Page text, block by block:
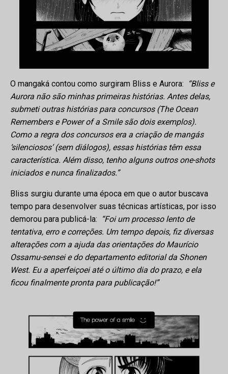
O mangaká contou como surgiram Bliss e Aurora: “Bliss e
Aurora não são minhas primeiras histórias. Antes delas,
submeti outras histórias para concursos (The Ocean
Remembers e Power of a Smile são dois exemplos).
Como a regra dos concursos era a criação de mangás
‘silenciosos’ (sem diálogos), essas histórias têm essa
característica. Além disso, tenho alguns outros one-shots
iniciados e nunca finalizados.”
Bliss surgiu durante uma época em que o autor buscava
tempo para desenvolver suas técnicas artísticas, por isso
demorou para publicá-la:
“Foi um processo lento de
tentativa, erro e correções. Um tempo depois, fiz diversas
alterações com a ajuda das orientações do Maurício
Ossamu-sensei e do departamento editorial da Shonen
West. Eu a aperfeiçoei até o último dia do prazo, e ela
ficou finalmente pronta para publicação!”